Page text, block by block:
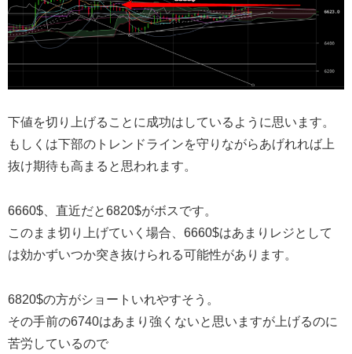
下値を切り上げることに成功はしているように思います。
もしくは下部のトレンドラインを守りながらあげれれば上
抜け期待も高まると思われます。
6660$、直近だと6820$がボスです。
このまま切り上げていく場合、6660$はあまりレジとして
は効かずいつか突き抜けられる可能性があります。
6820$の方がショートいれやすそう。
その手前の6740はあまり強くないと思いますが上げるのに
苦労しているので